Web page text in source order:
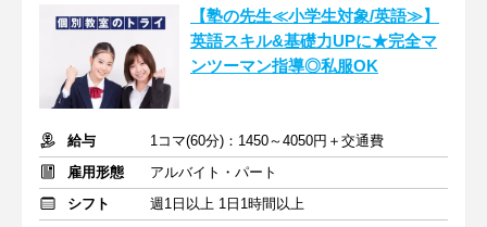
【塾の先生≪小学生対象/英語≫】
英語スキル&基礎力UPに★完全マ
ンツーマン指導◎私服OK
給与
1コマ(60分)：1450～4050円＋交通費
雇用形態
アルバイト・パート
シフト
週1日以上 1日1時間以上